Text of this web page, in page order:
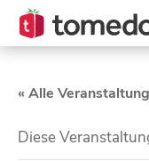
« Alle
Diese